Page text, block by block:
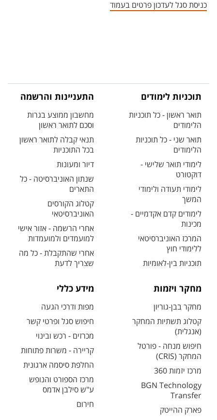
כניסת סגל לעדכון פרטים בעמוד
תוכניות לימודים
תואר ראשון - כל תוכניות
הלימודים
תואר שני - כל תוכניות
הלימודים
לימודי תואר שלישי -
דוקטורט
לימודי תעודה ולימודי
המשך
לימודים קדם אקדמיים -
מכינות
המרכז האוניברסיטאי
ללימודי חוץ
תוכניות בין-לאומיות
התעניינות והרשמה
מחשבון ממוצע בגרות
וסכם לתואר ראשון
תנאי קבלה לתואר ראשון
בכל התוכניות
דיור ומעונות
שנתון האוניברסיטה - כל
התארים
קטלוג הקורסים
האוניברסיטאי
אחרי הרשמה - אזור אישי
למועמדים ולמועמדות
אחרי שהתקבלת - כל מה
שצריך לדעת
מחקר ויזמות
מחקר בבן-גוריון
קטלוג תשתיות המחקר
(אנגלית)
חיפוש מנחה - פורטל
המחקר (CRIS)
מרכז יזמות 360
BGN Technology
Transfer
פארק ההייטק
מידע כללי
מפות ודרכי הגעה
חיפוש סגל ופרטי קשר
מכרזים - רכש ובינוי
קריירה - משרות פתוחות
החלפת סיסמה ארגונית
מרכז הספורט והנופש
ע"ש סילבן אדמס
חירום